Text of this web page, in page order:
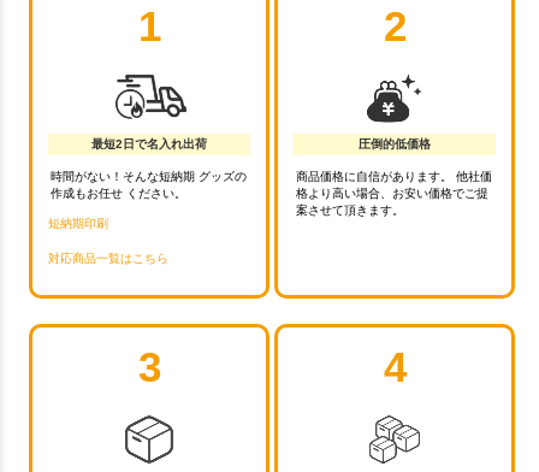
1
最短2日で名入れ出荷
時間がない！そんな短納期 グッズの
作成もお任せ ください。
短納期印刷
対応商品一覧はこちら
2
圧倒的低価格
商品価格に自信があります。 他社価
格より高い場合、お安い価格でご提
案させて頂きます。
3 4